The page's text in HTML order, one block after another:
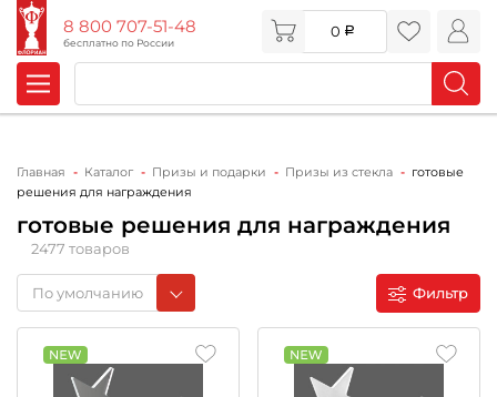
8 800 707-51-48
бесплатно по России
0
Главная Каталог Призы и подарки Призы из стекла
готовые
решения для награждения
готовые решения для награждения
2477 товаров
По умолчанию Фильтр